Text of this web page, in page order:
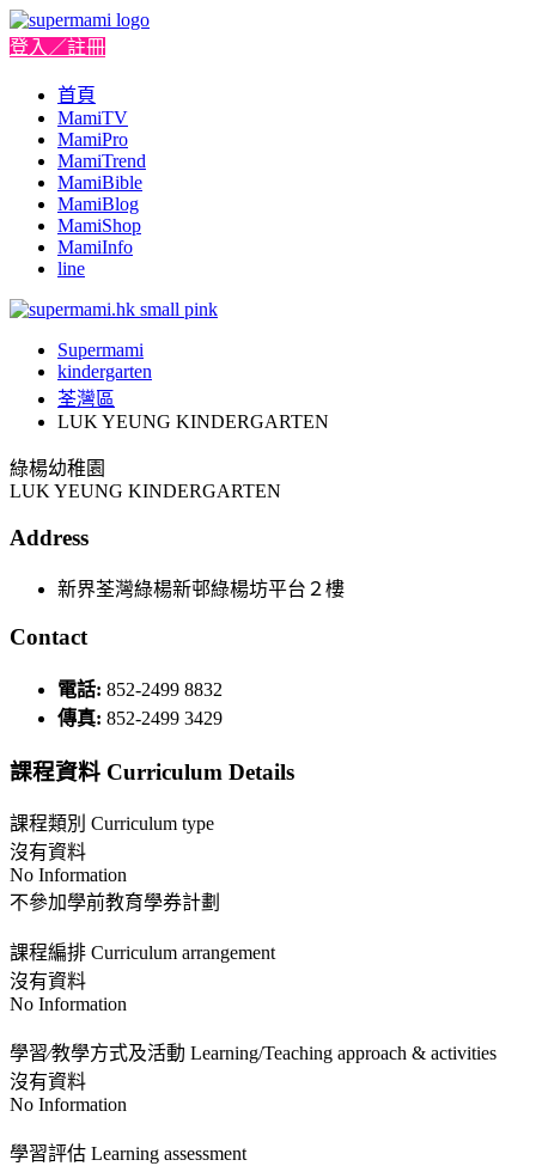
登入／註冊
首頁
MamiTV
MamiPro
MamiTrend
MamiBible
MamiBlog
MamiShop
MamiInfo
line
Supermami
kindergarten
荃灣區
LUK YEUNG KINDERGARTEN
綠楊幼稚園
LUK YEUNG KINDERGARTEN
Address
新界荃灣綠楊新邨綠楊坊平台２樓
Contact
電話: 852-2499 8832
傳真: 852-2499 3429
課程資料 Curriculum Details
課程類別 Curriculum type
沒有資料
No Information
不參加學前教育學券計劃
課程編排 Curriculum arrangement
沒有資料
No Information
學習∕教學方式及活動 Learning/Teaching approach & activities
沒有資料
No Information
學習評估 Learning assessment